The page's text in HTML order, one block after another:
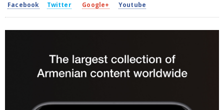
Facebook Twitter Google+ Youtube